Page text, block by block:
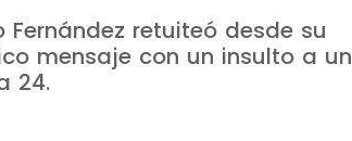
retuiteó desde su
mensaje con un insulto a un
24.